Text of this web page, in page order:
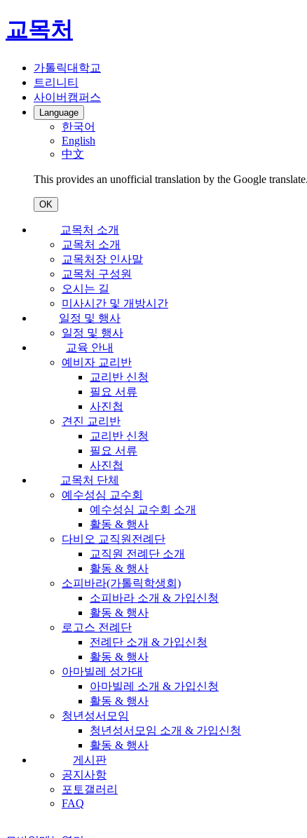
교목처
가톨릭대학교
트리니티
사이버캠퍼스
Language
한국어
English
中文
This provides an unofficial translation by the Google
OK
교목처 소개
교목처 소개
교목처장 인사말
교목처 구성원
오시는 길
미사시간 및 개방시간
일정 및 행사
일정 및 행사
교육 안내
예비자 교리반
교리반 신청
필요 서류
사진첩
견진 교리반
교리반 신청
필요 서류
사진첩
교목처 단체
예수성심 교수회
예수성심 교수회 소개
활동 & 행사
다비오 교직원전례단
교직원 전례단 소개
활동 & 행사
소피바라(가톨릭학생회)
소피바라 소개 & 가입신청
활동 & 행사
로고스 전례단
전례단 소개 & 가입신청
활동 & 행사
아마빌레 성가대
아마빌레 소개 & 가입신청
활동 & 행사
청년성서모임
청년성서모임 소개 & 가입신청
활동 & 행사
게시판
공지사항
포토갤러리
FAQ